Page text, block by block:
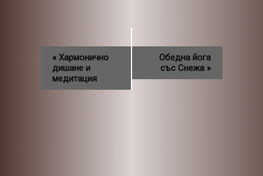
« Хармонично
дишане и
медитация
Обедна йога
със Снежа »